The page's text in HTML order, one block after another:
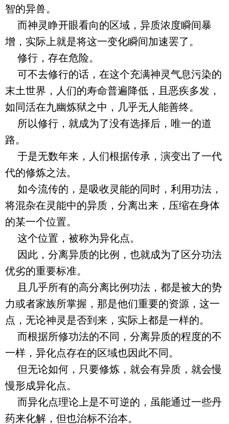
智的异兽。
而神灵睁开眼看向的区域，异质浓度瞬间暴
增，实际上就是将这一变化瞬间加速罢了。
修行，存在危险。
可不去修行的话，在这个充满神灵气息污染的
末土世界，人们的寿命普遍降低，且恶疾多发，
如同活在九幽炼狱之中，几乎无人能善终。
所以修行，就成为了没有选择后，唯一的道
路。
于是无数年来，人们根据传承，演变出了一代
代的修炼之法。
如今流传的，是吸收灵能的同时，利用功法，
将混杂在灵能中的异质，分离出来，压缩在身体
的某一个位置。
这个位置，被称为异化点。
因此，分离异质的比例，也就成为了区分功法
优劣的重要标准。
且几乎所有的高分离比例功法，都是被大的势
力或者家族所掌握，那是他们重要的资源，这一
点，无论神灵是否到来，实际上都是一样的。
而根据所修功法的不同，分离异质的程度的不
一样，异化点存在的区域也因此不同。
但无论如何，只要修炼，就会有异质，就会慢
慢形成异化点。
而异化点理论上是不可逆的，虽能通过一些丹
药来化解，但也治标不治本。